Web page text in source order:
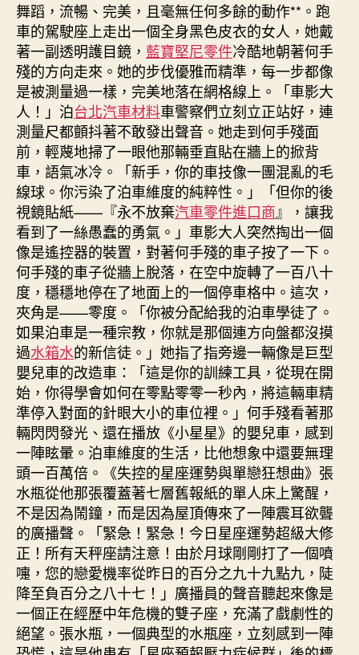
舞蹈，流暢、完美，且毫無任何多餘的動作**。跑
車的駕駛座上走出一個全身黑色皮衣的女人，她戴
著一副透明護目鏡， 藍寶堅尼零件冷酷地朝著何手
殘的方向走來。她的步伐優雅而精準，每一步都像
是被測量過一樣，完美地落在網格線上。「車影大
人！」泊台北汽車材料車警察們立刻立正站好，連
測量尺都顫抖著不敢發出聲音。她走到何手殘面
前，輕蔑地掃了一眼他那輛垂直貼在牆上的掀背
車，語氣冰冷。「新手，你的車技像一團混亂的毛
線球。你污染了泊車維度的純粹性。」「但你的後
視鏡貼紙——『永不放棄汽車零件進口商』，讓我
看到了一絲愚蠢的勇氣。」車影大人突然掏出一個
像是遙控器的裝置，對著何手殘的車子按了一下。
何手殘的車子從牆上脫落，在空中旋轉了一百八十
度，穩穩地停在了地面上的一個停車格中。這次，
夾角是——零度。「你被分配給我的泊車學徒了。
如果泊車是一種宗教，你就是那個連方向盤都沒摸
過水箱水的新信徒。」她指了指旁邊一輛像是巨型
嬰兒車的改造車：「這是你的訓練工具，從現在開
始，你得學會如何在零點零零一秒內，將這輛車精
準停入對面的針眼大小的車位裡。」何手殘看著那
輛閃閃發光、還在播放《小星星》的嬰兒車，感到
一陣眩暈。泊車維度的生活，比他想象中還要無理
頭一百萬倍。《失控的星座運勢與單戀狂想曲》張
水瓶從他那張覆蓋著七層舊報紙的單人床上驚醒，
不是因為鬧鐘，而是因為屋頂傳來了一陣震耳欲聾
的廣播聲。「緊急！緊急！今日星座運勢超級大修
正！所有天秤座請注意！由於月球剛剛打了一個噴
嚏，您的戀愛機率從昨日的百分之九十九點九，陡
降至負百分之八十七！」廣播員的聲音聽起來像是
一個正在經歷中年危機的雙子座，充滿了戲劇性的
絕望。張水瓶，一個典型的水瓶座，立刻感到一陣